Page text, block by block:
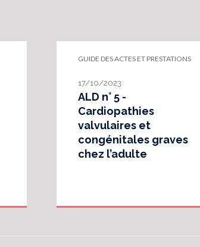
GUIDE DES ACTES ET PRESTATIONS
17/10/2023
ALD n° 5 -
Cardiopathies
valvulaires et
congénitales graves
chez l’adulte